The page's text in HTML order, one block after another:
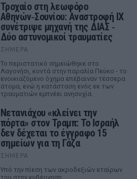
Τροχαίο στη λεωφόρο
Αθηνών‑Σουνίου: Αναστροφή ΙΧ
συνέτριψε μηχανή της ΔΙΑΣ ‑
Δύο αστυνομικοί τραυματίες
ΣΉΜΕΡΑ
Το περιστατικό σημειώθηκε στο
Λαγονήσι, κοντά στην παραλία Πεύκο - το
ενοικιαζόμενο όχημα επέβαιναν τέσσερα
άτομα, ενώ η κατάσταση ενός εκ των
τραυματιών εμπνέει ανησυχία.
Νετανιάχου «κλείνει την
πόρτα» στον Τραμπ: Το Ισραήλ
δεν δέχεται το έγγραφο 15
σημείων για τη Γάζα
ΣΉΜΕΡΑ
Υπό την πίεση των ακροδεξιών εταίρων
του στην κυβέρνηση